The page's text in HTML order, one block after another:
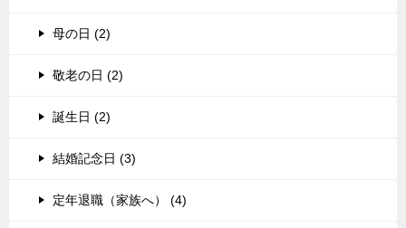
母の日 (2)
敬老の日 (2)
誕生日 (2)
結婚記念日 (3)
定年退職（家族へ） (4)